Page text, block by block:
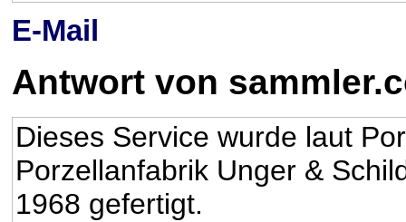
E-Mail
Antwort von
Dieses Service wurde laut
Porzellanfabrik Unger &
1968 gefertigt.